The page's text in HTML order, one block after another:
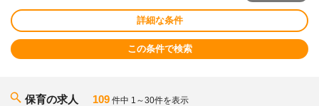
詳細な条件
この条件で検索
保育の求人 109 件中 1～30件を表示